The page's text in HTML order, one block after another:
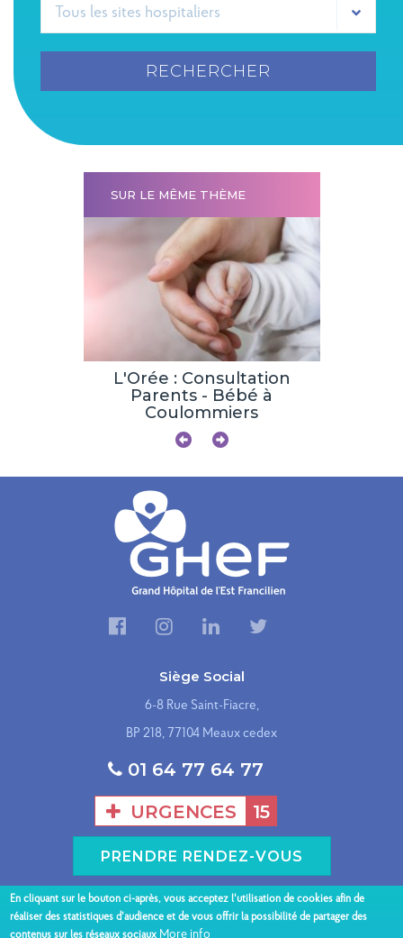
RECHERCHER
SUR LE MÊME THÈME
L'Orée : Consultation
Parents - Bébé à
Coulommiers
Siège Social
6-8 Rue Saint-Fiacre,
BP 218, 77104 Meaux cedex
01 64 77 64 77
URGENCES
15
PRENDRE RENDEZ-VOUS
Présentation du GHEF
Nos sites hospitaliers
En cliquant sur le bouton ci-après, vous acceptez l'utilisation de cookies afin de
réaliser des statistiques d’audience et de vous offrir la possibilité de partager des
contenus sur les réseaux sociaux More info